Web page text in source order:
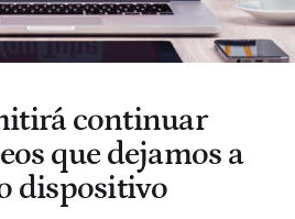
continuar
que dejamos a
dispositivo